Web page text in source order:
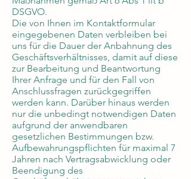
DSGVO.
Die von Ihnen im Kontaktformular
eingegebenen Daten verbleiben bei
uns für die Dauer der Anbahnung des
Geschäftsverhältnisses, damit auf diese
zur Bearbeitung und Beantwortung
Ihrer Anfrage und für den Fall von
Anschlussfragen zurückgegriffen
werden kann. Darüber hinaus werden
nur die unbedingt notwendigen Daten
aufgrund der anwendbaren
gesetzlichen Bestimmungen bzw.
Aufbewahrungspflichten für maximal 7
Jahren nach Vertragsabwicklung oder
Beendigung des